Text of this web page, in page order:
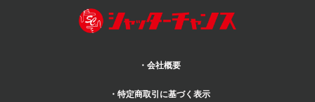
・会社概要
・特定商取引に基づく表示